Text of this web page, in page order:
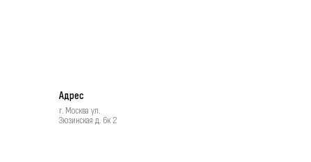
Адрес
г. Москва ул.
Зюзинская д. 6к 2